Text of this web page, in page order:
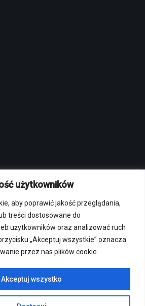
użytkowników
aby poprawić jakość przeglądania,
treści dostosowane do
użytkowników oraz analizować ruch
„Akceptuj wszystkie” oznacza
przez nas plików cookie.
Akceptuj wszystko
z osi strzeleckich